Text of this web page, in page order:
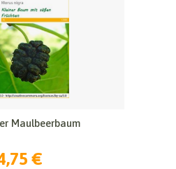
Maulbeerbaum
€